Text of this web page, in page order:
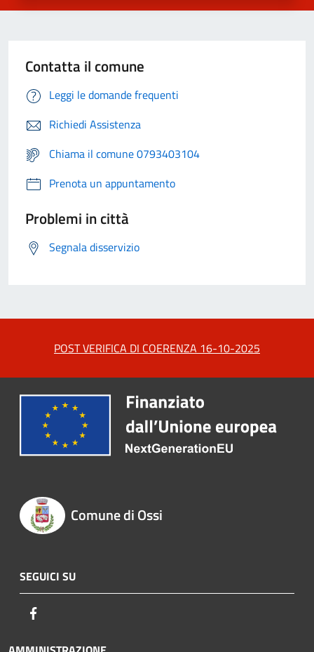
Contatta il comune
Leggi le domande frequenti
Richiedi Assistenza
Chiama il comune 0793403104
Prenota un appuntamento
Problemi in città
Segnala disservizio
POST VERIFICA DI COERENZA 16-10-2025
Comune di Ossi
SEGUICI SU